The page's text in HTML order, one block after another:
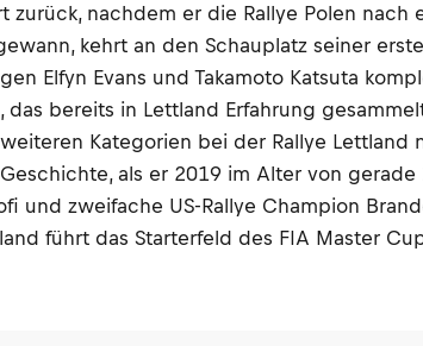
nachdem er die Rallye Polen
kehrt an den Schauplatz seiner
Elfyn Evans und Takamoto Katsuta
bereits in Lettland Erfahrung
Kategorien bei der Rallye
als er 2019 im Alter von
und zweifache US-Rallye Champion
führt das Starterfeld des FIA Master